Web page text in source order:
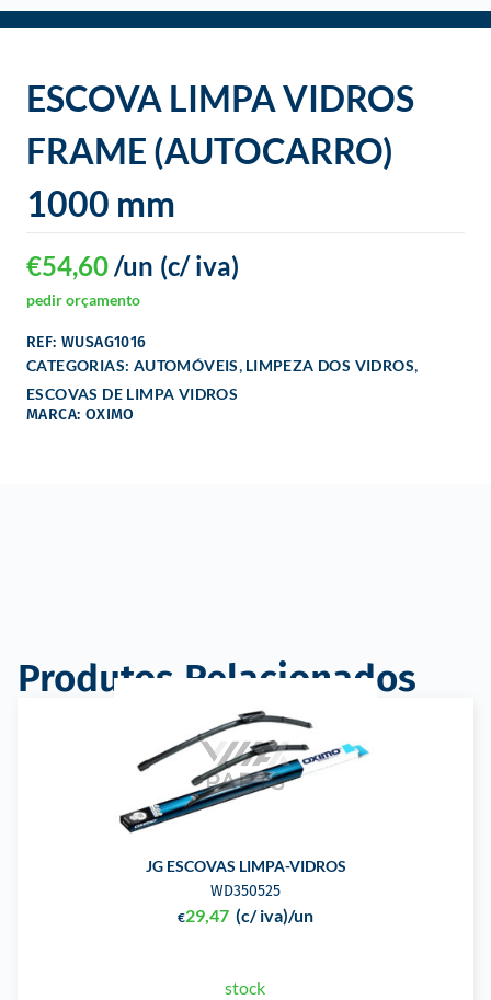
o
ESCOVA LIMPA VIDROS
FRAME (AUTOCARRO)
1000 mm
€54,60 (c/ iva)
/un
pedir orçamento
REF: WUSAG1016
CATEGORIAS: AUTOMÓVEIS, LIMPEZA DOS VIDROS,
ESCOVAS DE LIMPA VIDROS
MARCA: OXIMO
Produtos Relacionados
JG ESCOVAS LIMPA-VIDROS
WD350525
€29,47 (c/ iva)/un
stock